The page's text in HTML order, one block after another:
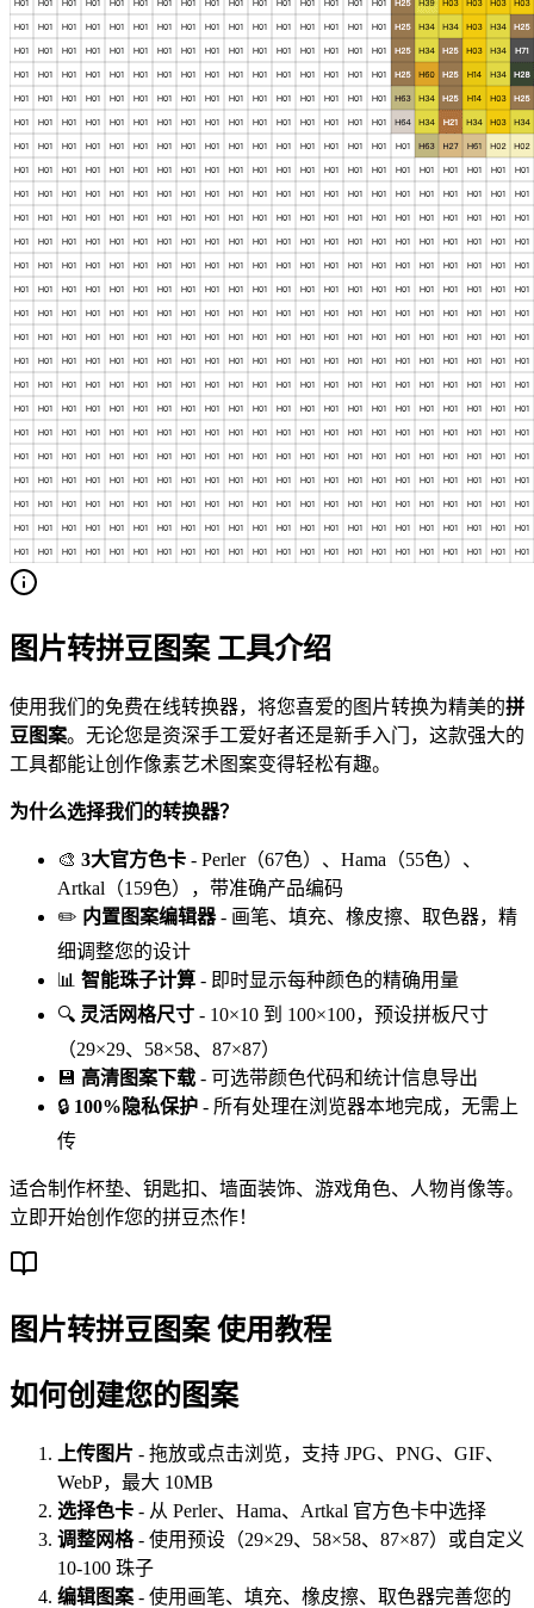
图片转拼豆图案 工具介绍
使用我们的免费在线转换器，将您喜爱的图片转换为精美的拼
豆图案。无论您是资深手工爱好者还是新手入门，这款强大的
工具都能让创作像素艺术图案变得轻松有趣。
为什么选择我们的转换器？
🎨 3大官方色卡 - Perler（67色）、Hama（55色）、
Artkal（159色），带准确产品编码
✏️ 内置图案编辑器- 画笔、填充、橡皮擦、取色器，精
细调整您的设计
📊 智能珠子计算 - 即时显示每种颜色的精确用量
🔍 灵活网格尺寸 - 10×10 到 100×100，预设拼板尺寸
（29×29、58×58、87×87）
💾 高清图案下载 - 可选带颜色代码和统计信息导出
🔒 100%隐私保护 - 所有处理在浏览器本地完成，无需上
传
适合制作杯垫、钥匙扣、墙面装饰、游戏角色、人物肖像等。
立即开始创作您的拼豆杰作！
图片转拼豆图案 使用教程
如何创建您的图案
上传图片 - 拖放或点击浏览，支持 JPG、PNG、GIF、
WebP，最大 10MB
选择色卡 - 从 Perler、Hama、Artkal 官方色卡中选择
调整网格- 使用预设（29×29、58×58、87×87）或自定义
10-100 珠子
编辑图案 - 使用画笔、填充、橡皮擦、取色器完善您的